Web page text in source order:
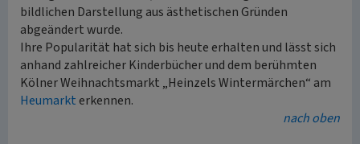
bildlichen Darstellung aus ästhetischen Gründen
abgeändert wurde.
Ihre Popularität hat sich bis heute erhalten und lässt sich
anhand zahlreicher Kinderbücher und dem berühmten
Kölner Weihnachtsmarkt „Heinzels Wintermärchen“ am
Heumarkt erkennen.
nach oben